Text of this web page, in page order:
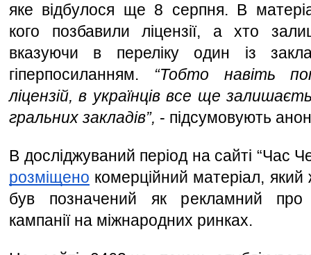
яке відбулося ще 8 серпня. В
кого позбавили ліцензії, а хто
вказуючи в переліку один із
гіперпосиланням. “Тобто навіть
ліцензій, в українців все ще
гральних закладів”, - підсумовують
розміщено комерційний матеріал,
був позначений як рекламний про
кампанії на міжнародних ринках.